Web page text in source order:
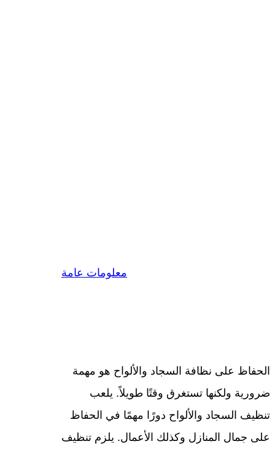
معلومات عامة
الحفاظ على نظافة السجاد والألواح هو مهمة
ضرورية ولكنها تستغرق وقتًا طويلاً. يلعب
تنظيف السجاد والألواح دورًا مهمًا في الحفاظ
على جمال المنازل وكذلك الأعمال. يلزم تنظيف